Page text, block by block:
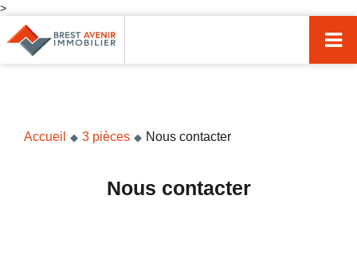
>
Accueil
Louer
Accueil 3 pièces Nous contacter
Nous contacter